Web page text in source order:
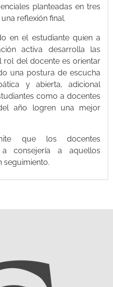
planteadas en tres
reflexión final.
en el estudiante quien a
activa desarrolla las
rol del docente es orientar
una postura de escucha
y abierta, adicional
como a docentes
año logren una mejor
que los docentes
consejería a aquellos
seguimiento.